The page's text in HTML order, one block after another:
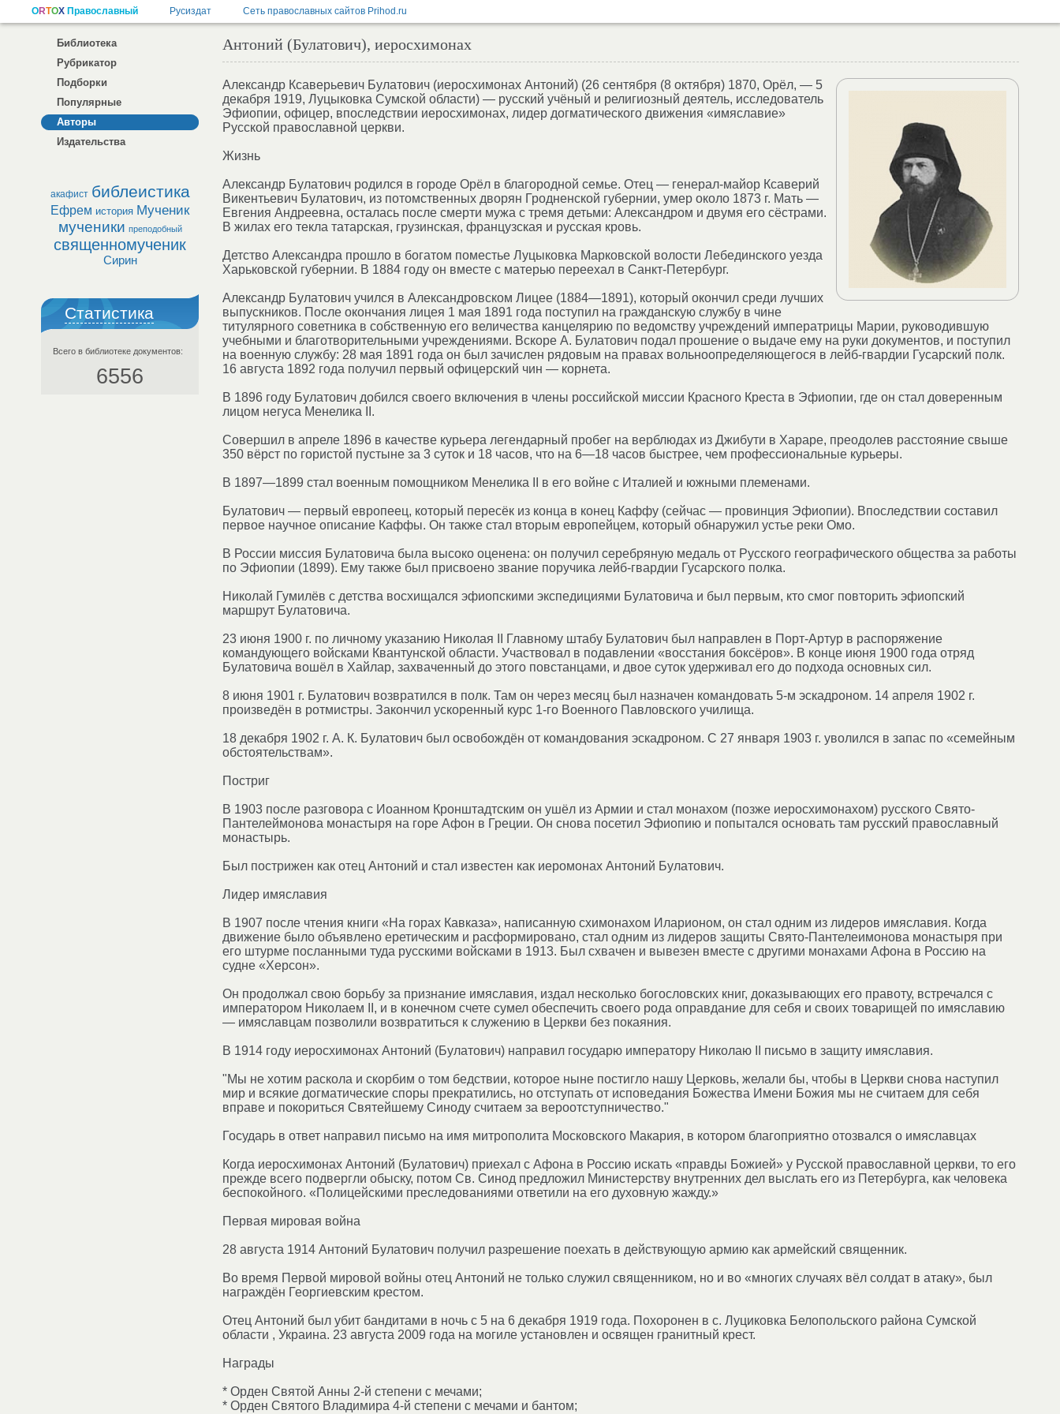
Библиотека
Рубрикатор
Подборки
Популярные
Авторы
Издательства
акафист библеистика
Ефрем история Мученик
мученики преподобный
священномученик
Сирин
Статистика
Всего в библиотеке документов:
6556
Антоний (Булатович), иеросхимонах
Александр Ксаверьевич Булатович (иеросхимонах Антоний) (26 сентября (8 октября) 1870, Орёл, — 5
декабря 1919, Луцыковка Сумской области) — русский учёный и религиозный деятель, исследователь
Эфиопии, офицер, впоследствии иеросхимонах, лидер догматического движения «имяславие»
Русской православной церкви.
Жизнь
Александр Булатович родился в городе Орёл в благородной семье. Отец — генерал-майор Ксаверий
Викентьевич Булатович, из потомственных дворян Гродненской губернии, умер около 1873 г. Мать —
Евгения Андреевна, осталась после смерти мужа с тремя детьми: Александром и двумя его сёстрами.
В жилах его текла татарская, грузинская, французская и русская кровь.
Детство Александра прошло в богатом поместье Луцыковка Марковской волости Лебединского уезда
Харьковской губернии. В 1884 году он вместе с матерью переехал в Санкт-Петербург.
Александр Булатович учился в Александровском Лицее (1884—1891), который окончил среди лучших
выпускников. После окончания лицея 1 мая 1891 года поступил на гражданскую службу в чине
титулярного советника в собственную его величества канцелярию по ведомству учреждений императрицы Марии, руководившую
учебными и благотворительными учреждениями. Вскоре А. Булатович подал прошение о выдаче ему на руки документов, и поступил
на военную службу: 28 мая 1891 года он был зачислен рядовым на правах вольноопределяющегося в лейб-гвардии Гусарский полк.
16 августа 1892 года получил первый офицерский чин — корнета.
В 1896 году Булатович добился своего включения в члены российской миссии Красного Креста в Эфиопии, где он стал доверенным
лицом негуса Менелика II.
Совершил в апреле 1896 в качестве курьера легендарный пробег на верблюдах из Джибути в Хараре, преодолев расстояние свыше
350 вёрст по гористой пустыне за 3 суток и 18 часов, что на 6—18 часов быстрее, чем профессиональные курьеры.
В 1897—1899 стал военным помощником Менелика II в его войне с Италией и южными племенами.
Булатович — первый европеец, который пересёк из конца в конец Каффу (сейчас — провинция Эфиопии). Впоследствии составил
первое научное описание Каффы. Он также стал вторым европейцем, который обнаружил устье реки Омо.
В России миссия Булатовича была высоко оценена: он получил серебряную медаль от Русского географического общества за работы
по Эфиопии (1899). Ему также был присвоено звание поручика лейб-гвардии Гусарского полка.
Николай Гумилёв с детства восхищался эфиопскими экспедициями Булатовича и был первым, кто смог повторить эфиопский
маршрут Булатовича.
23 июня 1900 г. по личному указанию Николая II Главному штабу Булатович был направлен в Порт-Артур в распоряжение
командующего войсками Квантунской области. Участвовал в подавлении «восстания боксёров». В конце июня 1900 года отряд
Булатовича вошёл в Хайлар, захваченный до этого повстанцами, и двое суток удерживал его до подхода основных сил.
8 июня 1901 г. Булатович возвратился в полк. Там он через месяц был назначен командовать 5-м эскадроном. 14 апреля 1902 г.
произведён в ротмистры. Закончил ускоренный курс 1-го Военного Павловского училища.
18 декабря 1902 г. А. К. Булатович был освобождён от командования эскадроном. С 27 января 1903 г. уволился в запас по «семейным
обстоятельствам».
Постриг
В 1903 после разговора с Иоанном Кронштадтским он ушёл из Армии и стал монахом (позже иеросхимонахом) русского Свято-
Пантелеймонова монастыря на горе Афон в Греции. Он снова посетил Эфиопию и попытался основать там русский православный
монастырь.
Был пострижен как отец Антоний и стал известен как иеромонах Антоний Булатович.
Лидер имяславия
В 1907 после чтения книги «На горах Кавказа», написанную схимонахом Иларионом, он стал одним из лидеров имяславия. Когда
движение было объявлено еретическим и расформировано, стал одним из лидеров защиты Свято-Пантелеимонова монастыря при
его штурме посланными туда русскими войсками в 1913. Был схвачен и вывезен вместе с другими монахами Афона в Россию на
судне «Херсон».
Он продолжал свою борьбу за признание имяславия, издал несколько богословских книг, доказывающих его правоту, встречался с
императором Николаем II, и в конечном счете сумел обеспечить своего рода оправдание для себя и своих товарищей по имяславию
— имяславцам позволили возвратиться к служению в Церкви без покаяния.
В 1914 году иеросхимонах Антоний (Булатович) направил государю императору Николаю II письмо в защиту имяславия.
"Мы не хотим раскола и скорбим о том бедствии, которое ныне постигло нашу Церковь, желали бы, чтобы в Церкви снова наступил
мир и всякие догматические споры прекратились, но отступать от исповедания Божества Имени Божия мы не считаем для себя
вправе и покориться Святейшему Синоду считаем за вероотступничество."
Государь в ответ направил письмо на имя митрополита Московского Макария, в котором благоприятно отозвался о имяславцах
Когда иеросхимонах Антоний (Булатович) приехал с Афона в Россию искать «правды Божией» у Русской православной церкви, то его
прежде всего подвергли обыску, потом Св. Синод предложил Министерству внутренних дел выслать его из Петербурга, как человека
беспокойного. «Полицейскими преследованиями ответили на его духовную жажду.»
Первая мировая война
28 августа 1914 Антоний Булатович получил разрешение поехать в действующую армию как армейский священник.
Во время Первой мировой войны отец Антоний не только служил священником, но и во «многих случаях вёл солдат в атаку», был
награждён Георгиевским крестом.
Отец Антоний был убит бандитами в ночь с 5 на 6 декабря 1919 года. Похоронен в с. Луциковка Белопольского района Сумской
области , Украина. 23 августа 2009 года на могиле установлен и освящен гранитный крест.
Награды
* Орден Святой Анны 2-й степени с мечами;
* Орден Святого Владимира 4-й степени с мечами и бантом;